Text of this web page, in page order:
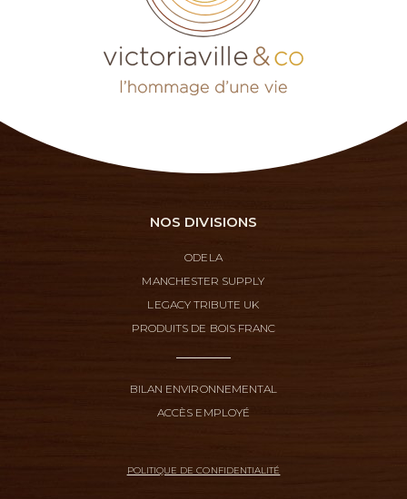
NOS DIVISIONS
ODELA
MANCHESTER SUPPLY
LEGACY TRIBUTE UK
PRODUITS DE BOIS FRANC
BILAN ENVIRONNEMENTAL
ACCÈS EMPLOYÉ
POLITIQUE DE CONFIDENTIALITÉ